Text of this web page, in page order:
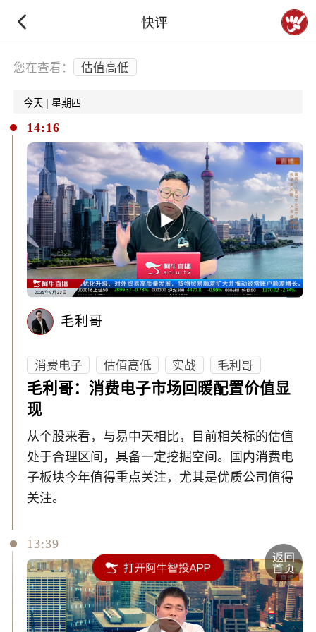
快评
下拉刷新
您在查看： 估值高低
今天 | 星期四
14:16
毛利哥
消费电子 估值高低 实战
毛利哥
毛利哥：消费电子市场回暖配置价值显
现
从个股来看，与易中天相比，目前相关标的估值
处于合理区间，具备一定挖掘空间。国内消费电
子板块今年值得重点关注，尤其是优质公司值得
关注。
13:39